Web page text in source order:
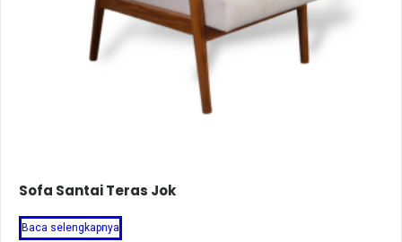
Sofa Santai Teras Jok
Baca selengkapnya